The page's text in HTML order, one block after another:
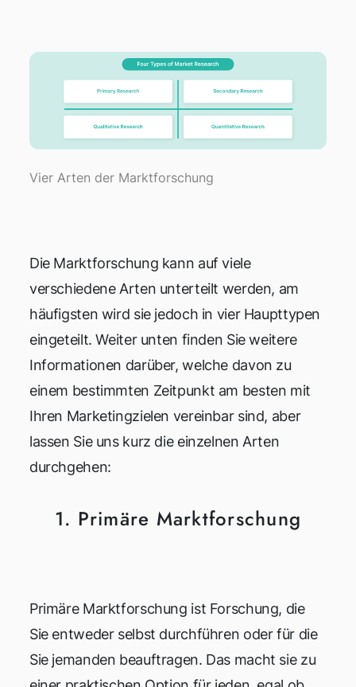
Vier Arten der Marktforschung
Die Marktforschung kann auf viele
verschiedene Arten unterteilt werden, am
häufigsten wird sie jedoch in vier Haupttypen
eingeteilt. Weiter unten finden Sie weitere
Informationen darüber, welche davon zu
einem bestimmten Zeitpunkt am besten mit
Ihren Marketingzielen vereinbar sind, aber
lassen Sie uns kurz die einzelnen Arten
durchgehen:
1. Primäre Marktforschung
Primäre Marktforschung ist Forschung, die
Sie entweder selbst durchführen oder für die
Sie jemanden beauftragen. Das macht sie zu